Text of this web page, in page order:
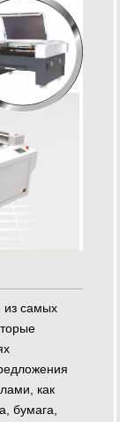
из самых
как
бумага,